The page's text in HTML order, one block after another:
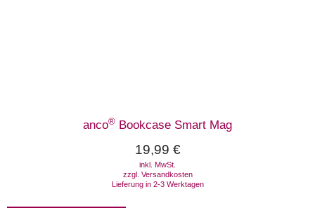
anco® Bookcase Smart Mag
19,99 €
inkl. MwSt.
zzgl. Versandkosten
Lieferung in 2-3 Werktagen